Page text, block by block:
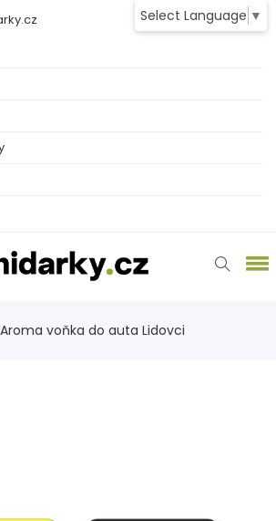
Select Language ▼
Aroma voňka do auta Lidovci